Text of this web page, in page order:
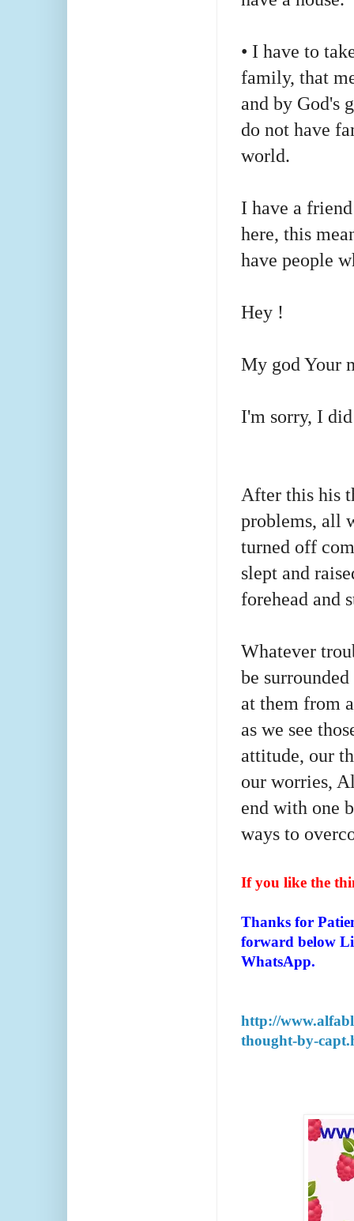
• I have to
family, that
and by God's
do not have
world.
I have a
here, this
have people
Hey !
My god Your
I'm sorry, I
After this his
problems, all
turned off
slept and
forehead and
Whatever
be
at them from
as we see
attitude, our
our worries,
end with one
ways to
If you like the
Thanks for
forward below
WhatsApp.
http://
thought-by-